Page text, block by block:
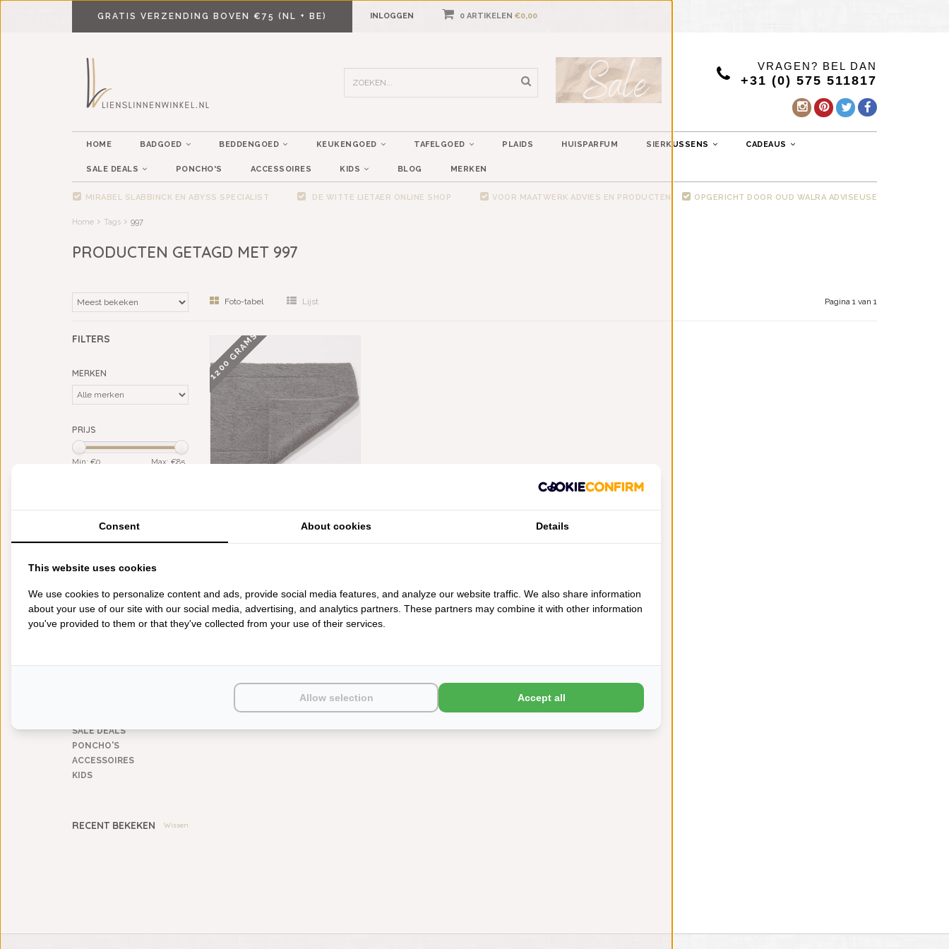
GRATIS VERZENDING BOVEN €75 (NL + BE) INLOGGEN 0 ARTIKELEN €0,00
VRAGEN? BEL DAN
+31 (0) 575 511817
HOME BADGOED BEDDENGOED KEUKENGOED TAFELGOED PLAIDS HUISPARFUM SIERKUSSENS CADEAUS
SALE DEALS PONCHO'S ACCESSOIRES KIDS BLOG MERKEN
MIRABEL SLABBINCK EN ABYSS SPECIALIST DE WITTE LIETAER ONLINE SHOP VOOR MAATWERK ADVIES EN PRODUCTEN OPGERICHT DOOR OUD WALRA ADVISEUSE
Home Tags 997
PRODUCTEN GETAGD MET 997
Foto-tabel Lijst Pagina 1 van 1
FILTERS
MERKEN
PRIJS
Min: €0 Max: €85
grijs(1)
CATEGORIEËN
BADGOED
BEDDENGOED
SALE DEALS
PONCHO'S
ACCESSOIRES
KIDS
RECENT BEKEKEN Wissen
1200 GRAMS
BADMATTEN VOLCAN (997), 1200
GRAM PER M², VANAF
Consent About cookies Details
This website uses cookies
We use cookies to personalize content and ads, provide social media features, and analyze our website traffic. We also share information
about your use of our site with our social media, advertising, and analytics partners. These partners may combine it with other information
you've provided to them or that they've collected from your use of their services.
Allow selection Accept all